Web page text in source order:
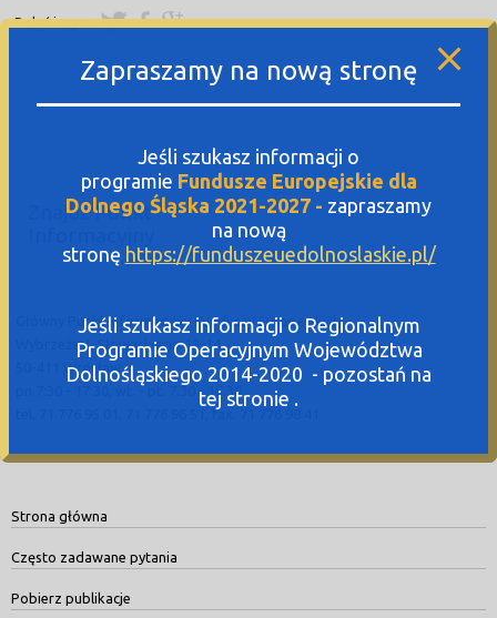
Poleć innym:
Znajdź Punkt
Główny Punkt Informacyjny Funduszy Europejskich
Wybrzeże J. Słowackiego 12-14
50-411 Wrocław
pn.7:30 - 17:30, wt. - pt. 7.30 - 15.30
tel. 71 776 95 01, 71 776 96 51, fax. 71 776 98 41
Strona główna
Często zadawane pytania
Pobierz publikacje
Zapraszamy na nową stronę
Jeśli szukasz informacji o
programie Fundusze Europejskie dla
Dolnego Śląska 2021-2027 - zapraszamy
na nową
stronę https://funduszeuedolnoslaskie.pl/
Jeśli szukasz informacji o Regionalnym
Programie Operacyjnym Województwa
Dolnośląskiego 2014-2020 - pozostań na
tej stronie .